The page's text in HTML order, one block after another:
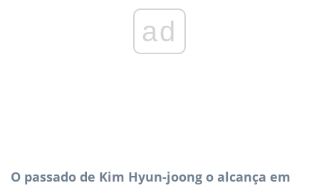
ad
O passado de Kim Hyun-joong o alcança em